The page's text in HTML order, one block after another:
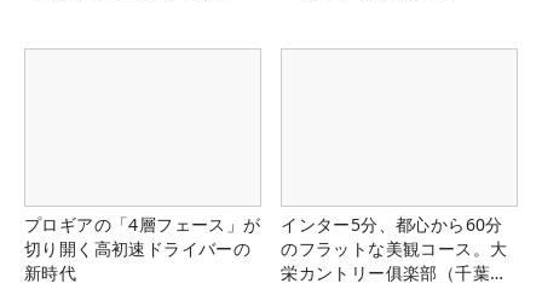
プロギアの「4層フェース」が
切り開く高初速ドライバーの
新時代
インター5分、都心から60分
のフラットな美観コース。大
栄カントリー俱楽部（千葉